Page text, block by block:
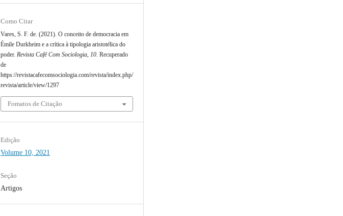
Como Citar
Vares, S. F. de. (2021). O conceito de democracia em
Émile Durkheim e a crítica à tipologia aristotélica do
poder. Revista Café Com Sociologia 10 . Recuperado
de
https://revistacafecomsociologia.com/revista/index.php/
revista/article/view/1297
Fomatos de Citação
Edição
Volume 10, 2021
Seção
Artigos